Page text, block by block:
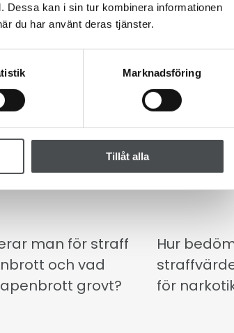
Dessa kan i sin tur kombinera informationen
du har använt deras tjänster.
Marknadsföring
Tillåt alla
man för straff
och vad
grovt?
Hur
för